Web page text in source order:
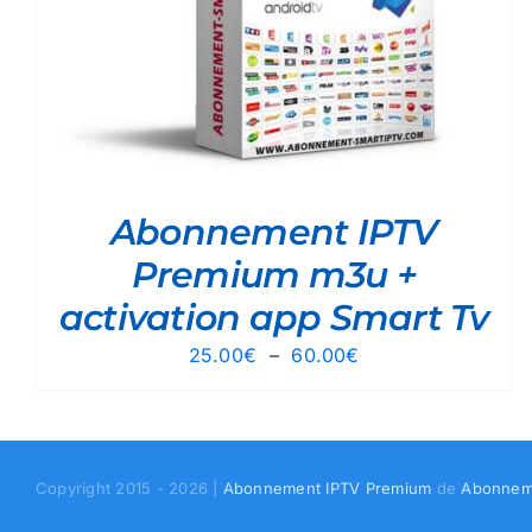
Abonnement IPTV
Premium m3u +
activation app Smart Tv
25.00€ – 60.00€
à
Copyright 2015 - 2026 | Abonnement IPTV Premium de